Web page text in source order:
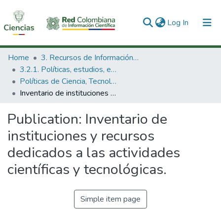
Log In (current)
Communities & Collections
All of DSpace
Statistics
Home
3. Recursos de Información Científica y Tecnológica
3.2.1. Políticas, estudios, evaluaciones e indicadores de CTeI
Políticas de Ciencia, Tecnología e Innovación
Inventario de instituciones y recursos dedicados a las actividades científicas y tecnológicas.
Publication: Inventario de
instituciones y recursos
dedicados a las actividades
científicas y tecnológicas.
Simple item page